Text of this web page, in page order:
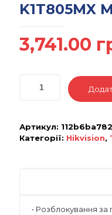
K1T805MX
3,741.00
Артикул:
Категорії: Hikvision,
• Розблокування